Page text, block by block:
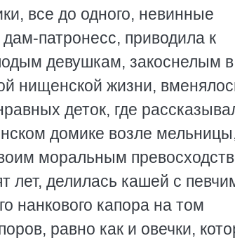
все до одного, невинные
патронесс, приводила к
девушкам, закоснелым в
нищенской жизни,
деток, где
домике возле
моральным
лет, делилась кашей с
нанкового капора на том
равно как и овечки,